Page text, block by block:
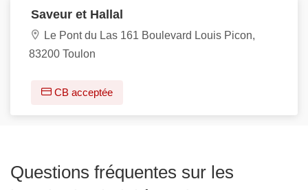
Saveur et Hallal
Le Pont du Las 161 Boulevard Louis Picon,
83200 Toulon
CB acceptée
Questions fréquentes sur les